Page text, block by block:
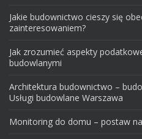
Jakie budownictwo cieszy się
zainteresowaniem?
Jak zrozumieć aspekty
budowlanymi
Architektura budownictwo –
Usługi budowlane Warszawa
Monitoring do domu – postaw